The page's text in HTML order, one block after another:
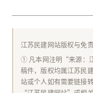
江苏民建网站版权与免责
① 凡本网注明“来源：
稿件，版权均属江苏民
站或个人如有需要链接